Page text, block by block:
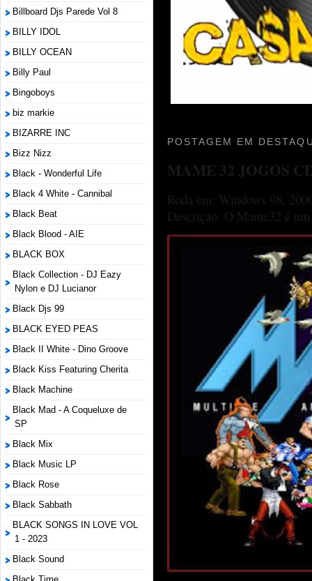
Billboard Djs Parede Vol 8
BILLY IDOL
BILLY OCEAN
Billy Paul
Bingoboys
biz markie
BIZARRE INC
Bizz Nizz
Black - Wonderful Life
Black 4 White - Cannibal
Black Beat
Black Blood - AIE
BLACK BOX
Black Collection - DJ Eazy
Nylon e DJ Lucianor
Black Djs 99
BLACK EYED PEAS
Black II White - Dino Groove
Black Kiss Featuring Cherita
Black Machine
Black Mad - A Coqueluxe de
SP
Black Mix
Black Music LP
Black Rose
Black Sabbath
BLACK SONGS IN LOVE VOL
1 - 2023
Black Sound
POSTAGEM EM
MAME 32 JOGOS
Roda em: Windows 98,
Descrição: O Mame32 é